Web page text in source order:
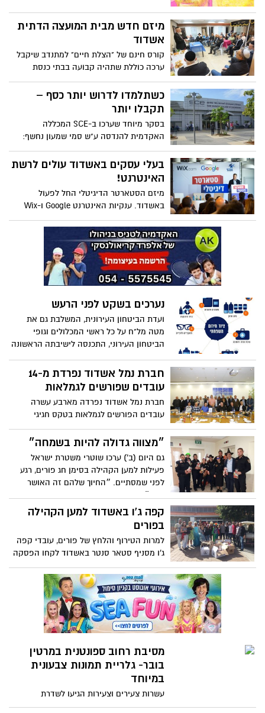
מיזם חדש מבית המועצה הדתית
אשדוד
קורס חינם של "הצלת חיים" למתנדב שיקבל
ערכה כוללת שתהיה קבועה בבתי כנסת
הגדולים בעיר על מנת לתת מענה מהיר בעת
חירום. מיזם חדש וראשוני מסוגו בארץ, של
"הצלת חיים" ע"י המועצה הדתית בראשותו
של הרב עובדיה דהן בשיתוף יחד עם עירית
אשדוד מוציאים בימים אלו בבתי הכנסת בעיר
כשתלמדו לדרוש יותר כסף –
תקבלו יותר
בסקר מיוחד שערכו ב-SCE המכללה
האקדמית להנדסה ע"ש סמי שמעון נחשף:
נשים מרוויחות פחות מגברים מפני שהן
מציבות את ההגשמה העצמית והעניין
בעבודה לפני רמת ההשתכרות
בעלי עסקים באשדוד עולים לרשת
האינטרנט!
מיזם הסטארטר הדיגיטלי החל לפעול
באשדוד. ענקיות האינטרנט Google ו-Wix
ועמותת ׳עתידים׳, יעניקו בחינם עשרות
חבילות דיגיטליות לבעלי עסקים באשדוד
נערכים בשקט לפני הרעש
ועדת הביטחון העירונית, המשלבת גם את
מטה מל"ח על כל ראשי המכלולים וגופי
הביטחון העירוני, התכנסה לישיבתה הראשונה
נושאי ביטחון אך הדגש השנה הושם עלחברת נמל אשדוד נפרדת מ-14
עובדים שפורשים לגמלאות
חברת נמל אשדוד נפרדה מארבע עשרה
עובדים הפורשים לגמלאות בטקס חגיגי
שהתקיים בתחילת החודש בנמל. העובדים
הפורשים הם: מוחמד חסונה, מרדכי נחמיאס,
מרדושה עיש, מכלוף צרפתי, ז'ק ממן, משה
רסוני, יהודה גנות, יצחק לוי, אפרים סמחי,
אסתר מרש, ואהרון בן גיגי
״מצווה גדולה להיות בשמחה״
גם היום (ב') ערכו שוטרי משטרת ישראל
פעילות למען הקהילה בסימן חג פורים, רגע
לפני שמסתיים. ״החיוך שלהם זה האושר
שלנו״ ציינו השוטרים בתום הפעילות
קפה ג'ו באשדוד למען הקהילה
בפורים
למרות הטירוף והלחץ של פורים, עובדי קפה
ג'ו מסניף סטאר סנטר באשדוד לקחו הפסקה
של כמה שעות והחליטו להפתיע ילדים חולים
מסיבת רחוב ספונטנית במרטין
בובר- גלריית תמונות צבעונית
במיוחד
עשרות צעירים וצעירות הגיעו לשדרת
הפאבים ברחוב מרטין בובר, והרחוב נצבע